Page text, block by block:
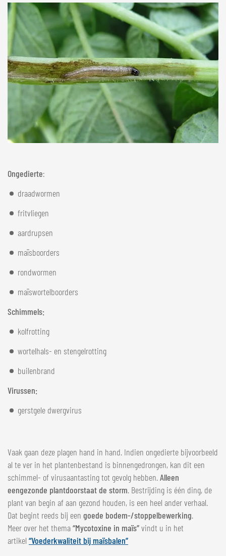
Ongedierte:
draadwormen
fritvliegen
aardrupsen
maïsboorders
rondwormen
maïswortelboorders
Schimmels:
kolfrotting
wortelhals- en stengelrotting
builenbrand
Virussen:
gerstgele dwergvirus
Vaak gaan deze plagen hand in hand. Indien ongedierte bijvoorbeeld
al te ver in het plantenbestand is binnengedrongen, kan dit een
schimmel- of virusaantasting tot gevolg hebben.Alleen
eengezonde plantdoorstaat de storm. Bestrijding is één ding, de
plant van begin af aan gezond houden, is een heel ander verhaal.
Dat begint reeds bij een goede bodem-/stoppelbewerking.
Meer over het thema“Mycotoxine in maïs”vindt u in het
artikel “Voederkwaliteit bij maïsbalen”